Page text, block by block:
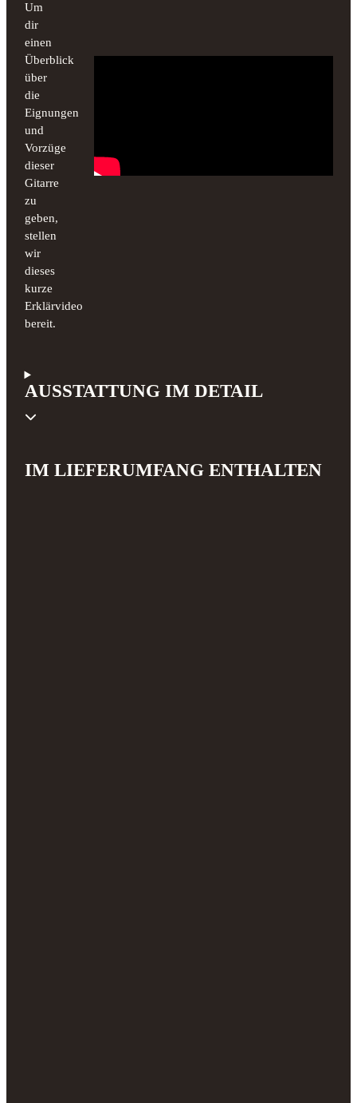
Um
dir
einen
Überblick
über
die
Eignungen
und
Vorzüge
dieser
Gitarre
zu
geben,
stellen
wir
dieses
kurze
Erklärvideo
bereit.
AUSSTATTUNG IM DETAIL
IM LIEFERUMFANG ENTHALTEN